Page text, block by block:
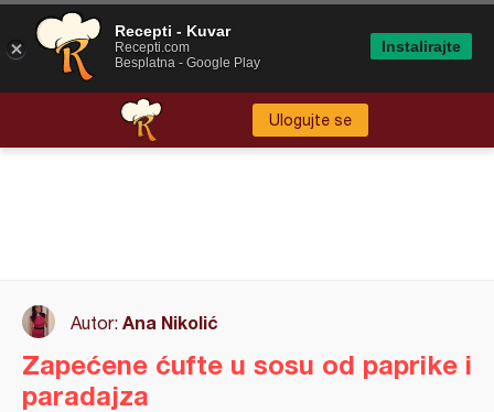
Ulogujte se
Autor: Ana Nikolić
Zapećene ćufte u sosu od paprike i
paradajza
Recepti - Kuvar
Recepti.com
Besplatna - Google Play
Instalirajte